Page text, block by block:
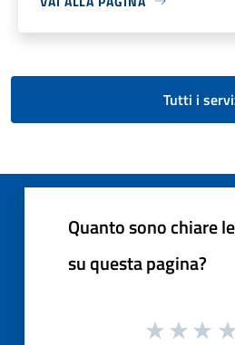
Tutti i
Quanto sono chiare
su questa pagina?